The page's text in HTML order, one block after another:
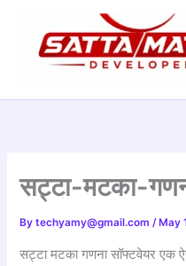
content
सट्टा-मटका-
Bytechyamy@gmail.com/ May
सट्टा मटका गणना सॉफ्टवेयर एक